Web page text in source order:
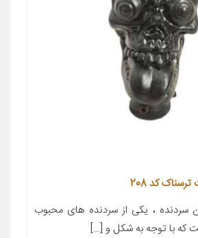
کد 208
، یکی از سردنده های محبوب
که با توجه به شکل و […]